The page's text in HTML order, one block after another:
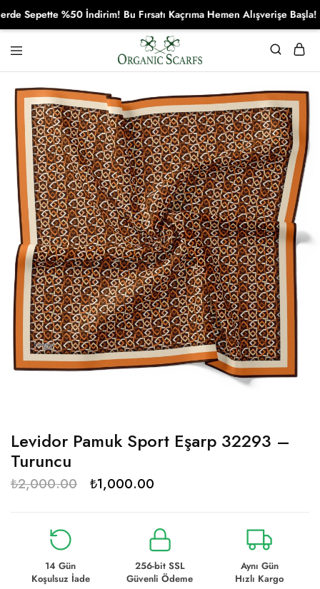
Organikscarf
Levidor Pamuk Sport Eşarp 32293 –
Turuncu
₺2,000.00 ₺1,000.00
14 Gün
Koşulsuz İade
256-bit SSL
Güvenli Ödeme
Aynı Gün
Hızlı Kargo
Sepette %50 İndirim! Bu Fırsatı Kaçrıma Hemen Alışverişe Başla!